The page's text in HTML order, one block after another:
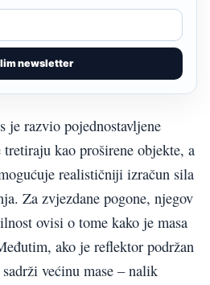
newsletter
je razvio pojednostavljene
kao proširene objekte, a
realističniji izračun sila
Za zvjezdane pogone, njegov
ovisi o tome kako je masa
ako je reflektor podržan
većinu mase – nalik